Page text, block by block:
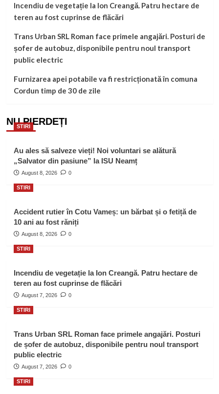
Incendiu de vegetație la Ion Creangă. Patru hectare de
teren au fost cuprinse de flăcări
Trans Urban SRL Roman face primele angajări. Posturi de
șofer de autobuz, disponibile pentru noul transport
public electric
Furnizarea apei potabile va fi restricționată în comuna
Cordun timp de 30 de zile
NU PIERDEȚI
STIRI
Au ales să salveze vieți! Noi voluntari se alătură
„Salvator din pasiune” la ISU Neamț
August 8, 2026 0
STIRI
Accident rutier în Cotu Vameș: un bărbat și o fetiță de
10 ani au fost răniți
August 8, 2026 0
STIRI
Incendiu de vegetație la Ion Creangă. Patru hectare de
teren au fost cuprinse de flăcări
August 7, 2026 0
STIRI
Trans Urban SRL Roman face primele angajări. Posturi
de șofer de autobuz, disponibile pentru noul transport
public electric
August 7, 2026 0
STIRI